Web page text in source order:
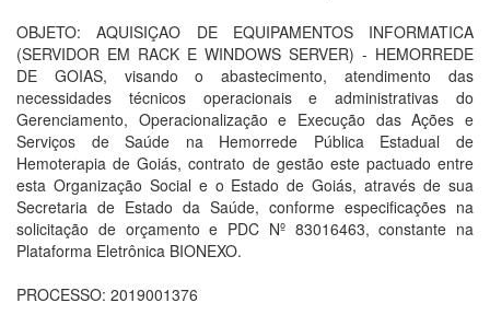
OBJETO: AQUISIÇAO DE EQUIPAMENTOS INFORMATICA
(SERVIDOR EM RACK E WINDOWS SERVER) - HEMORREDE
DE GOIAS, visando o abastecimento, atendimento das
necessidades técnicos operacionais e administrativas do
Gerenciamento, Operacionalização e Execução das Ações e
Serviços de Saúde na Hemorrede Pública Estadual de
Hemoterapia de Goiás, contrato de gestão este pactuado entre
esta Organização Social e o Estado de Goiás, através de sua
Secretaria de Estado da Saúde, conforme especificações na
solicitação de orçamento e PDC Nº 83016463, constante na
Plataforma Eletrônica BIONEXO.
PROCESSO: 2019001376